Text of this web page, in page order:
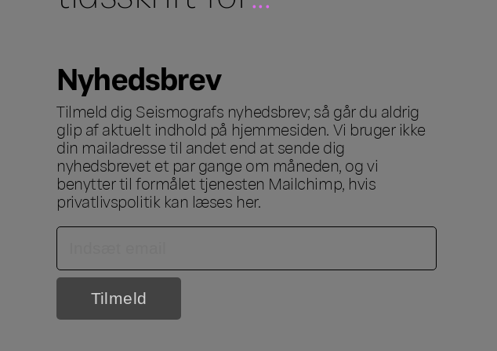
Nyhedsbrev
Tilmeld dig Seismografs nyhedsbrev; så går du aldrig
glip af aktuelt indhold på hjemmesiden. Vi bruger ikke
din mailadresse til andet end at sende dig
nyhedsbrevet et par gange om måneden, og vi
benytter til formålet tjenesten Mailchimp, hvis
privatlivspolitik kan læses her.